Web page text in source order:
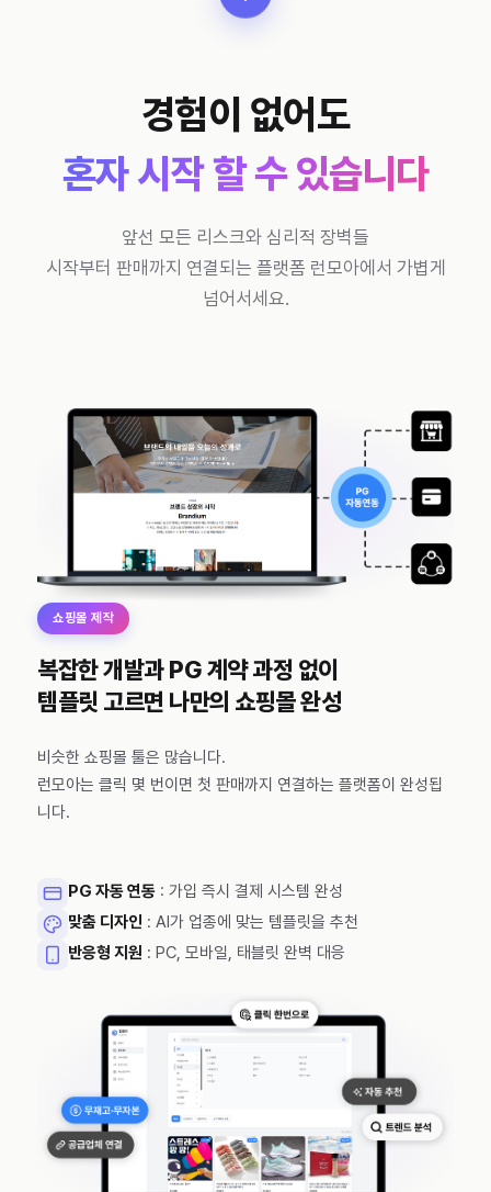
경험이 없어도
혼자 시작 할 수 있습니다
앞선 모든 리스크와 심리적 장벽들
시작부터 판매까지 연결되는 플랫폼 런모아에서 가볍게
넘어서세요.
쇼핑몰 제작
복잡한 개발과 PG 계약 과정 없이
템플릿 고르면 나만의 쇼핑몰 완성
비슷한 쇼핑몰 툴은 많습니다.
런모아는 클릭 몇 번이면 첫 판매까지 연결하는 플랫폼이 완성됩
니다.
PG 자동 연동 : 가입 즉시 결제 시스템 완성
맞춤 디자인 : AI가 업종에 맞는 템플릿을 추천
반응형 지원 : PC, 모바일, 태블릿 완벽 대응